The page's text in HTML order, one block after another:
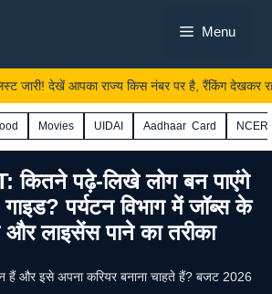
Menu
जारी! देखें आपका राज्य किस नंबर पर है, रैंकिंग देखकर रह
Movies UIDAI Aadhaar Card
कितने पढ़े-लिखे लोग बन पाएंगे
गाइड? पर्यटन विभाग में जॉब्स के
लाइसेंस पाने का तरीका
हैं और इसे अपना करियर बनाना चाहते हैं? बजट 2026